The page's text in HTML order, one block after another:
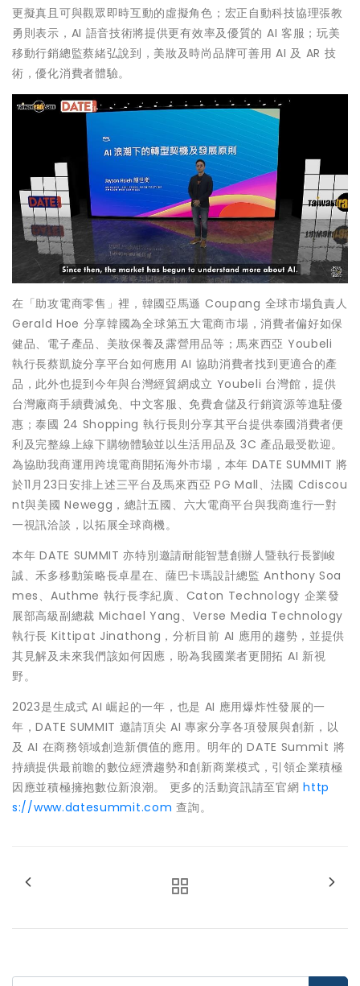
更擬真且可與觀眾即時互動的虛擬角色；宏正自動科技協理張教
勇則表示，AI 語音技術將提供更有效率及優質的 AI 客服；玩美
移動行銷總監蔡緒弘說到，美妝及時尚品牌可善用 AI 及 AR 技
術，優化消費者體驗。
在「助攻電商零售」裡，韓國亞馬遜 Coupang 全球市場負責人
Gerald Hoe 分享韓國為全球第五大電商市場，消費者偏好如保
健品、電子產品、美妝保養及露營用品等；馬來西亞 Youbeli
執行長蔡凱旋分享平台如何應用 AI 協助消費者找到更適合的產
品，此外也提到今年與台灣經貿網成立 Youbeli 台灣館，提供
台灣廠商手續費減免、中文客服、免費倉儲及行銷資源等進駐優
惠；泰國 24 Shopping 執行長則分享其平台提供泰國消費者便
利及完整線上線下購物體驗並以生活用品及 3C 產品最受歡迎。
為協助我商運用跨境電商開拓海外市場，本年 DATE SUMMIT 將
於11月23日安排上述三平台及馬來西亞 PG Mall、法國 Cdiscou
nt與美國 Newegg，總計五國、六大電商平台與我商進行一對
一視訊洽談，以拓展全球商機。
本年 DATE SUMMIT 亦特別邀請耐能智慧創辦人暨執行長劉峻
誠、禾多移動策略長卓星在、薩巴卡瑪設計總監 Anthony Soa
mes、Authme 執行長李紀廣、Caton Technology 企業發
展部高級副總裁 Michael Yang、Verse Media Technology
執行長 Kittipat Jinathong，分析目前 AI 應用的趨勢，並提供
其見解及未來我們該如何因應，盼為我國業者更開拓 AI 新視
野。
2023是生成式 AI 崛起的一年，也是 AI 應用爆炸性發展的一
年，DATE SUMMIT 邀請頂尖 AI 專家分享各項發展與創新，以
及 AI 在商務領域創造新價值的應用。明年的 DATE Summit 將
持續提供最前瞻的數位經濟趨勢和創新商業模式，引領企業積極
因應並積極擁抱數位新浪潮。 更多的活動資訊請至官網http
s://www.datesummit.com 查詢。